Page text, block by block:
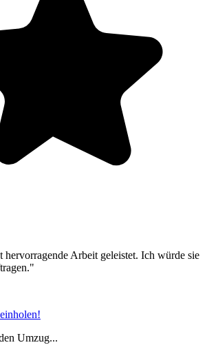
Arbeit geleistet. Ich würde sie
Umzug...